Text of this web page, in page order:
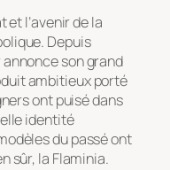
et l’avenir de la
Depuis
son grand
ambitieux porté
ont puisé dans
identité
du passé ont
sûr, la Flaminia.